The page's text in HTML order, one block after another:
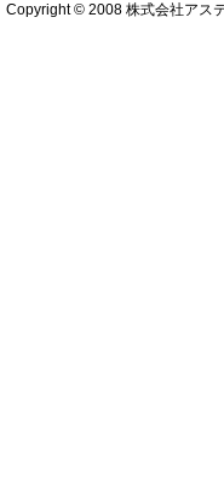
Copyright © 2008 株式会社アス